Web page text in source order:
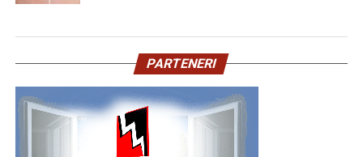
PARTENERI